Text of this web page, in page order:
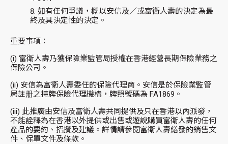
如有任何爭議，概以安信及／或富衛人壽的決定為最
終及具決定性的決定。
重要事項：
(i) 富衛人壽乃獲保險業監管局授權在香港經營長期保險業務之
保險公司。
(ii) 安信為富衛人壽委任的保險代理商。安信是於保險業監管
局註册之持牌保險代理機構，牌照號碼為 FA1869。
(iii) 此推廣由安信及富衛人壽共同提供及只在香港以內派發，
不能詮釋為在香港以外提供或出售或遊說購買富衛人壽的任何
產品的要約、招攬及建議。詳情請參閱富衛人壽繕發的銷售文
件、保單文件及條款。